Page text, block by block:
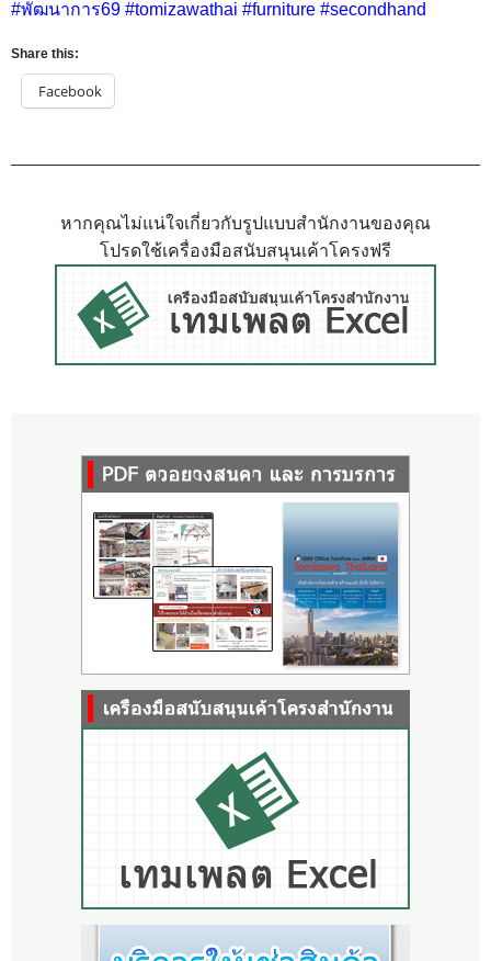
#พัฒนาการ69 #tomizawathai #furniture #secondhand
Share this:
Facebook
หากคุณไม่แน่ใจเกี่ยวกับรูปแบบสำนักงานของคุณ
โปรดใช้เครื่องมือสนับสนุนเค้าโครงฟรี